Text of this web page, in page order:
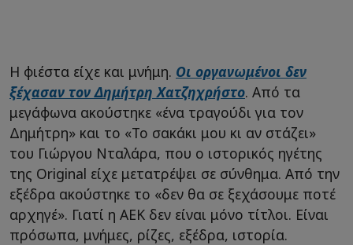
Η φιέστα είχε και μνήμη. Οι οργανωμένοι δεν
ξέχασαν τον Δημήτρη Χατζηχρήστο. Από τα
μεγάφωνα ακούστηκε «ένα τραγούδι για τον
Δημήτρη» και το «Το σακάκι μου κι αν στάζει»
του Γιώργου Νταλάρα, που ο ιστορικός ηγέτης
της Original είχε μετατρέψει σε σύνθημα. Από την
εξέδρα ακούστηκε το «δεν θα σε ξεχάσουμε ποτέ
αρχηγέ». Γιατί η ΑΕΚ δεν είναι μόνο τίτλοι. Είναι
πρόσωπα, μνήμες, ρίζες, εξέδρα, ιστορία.